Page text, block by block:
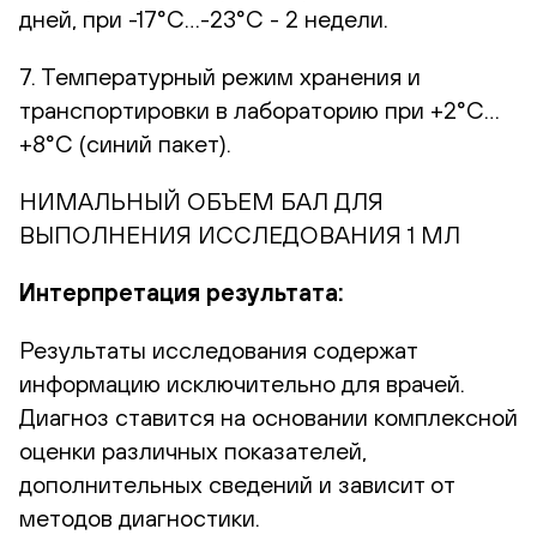
дней, при -17°С…-23°С - 2 недели.
7. Температурный режим хранения и
транспортировки в лабораторию при +2°С…
+8°С (синий пакет).
НИМАЛЬНЫЙ ОБЪЕМ БАЛ ДЛЯ
ВЫПОЛНЕНИЯ ИССЛЕДОВАНИЯ 1 МЛ
Интерпретация результата:
Результаты исследования содержат
информацию исключительно для врачей.
Диагноз ставится на основании комплексной
оценки различных показателей,
дополнительных сведений и зависит от
методов диагностики.